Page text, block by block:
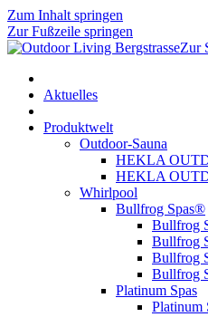
Zum Inhalt springen
Zur Fußzeile springen
Zur
Aktuelles
Produktwelt
Outdoor-Sauna
HEKLA
HEKLA
Whirlpool
Bullfrog Spas®
Bullfrog
Bullfrog
Bullfrog
Bullfrog
Platinum Spas
Platinum